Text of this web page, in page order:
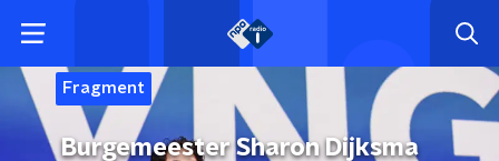
Fragment
Burgemeester Sharon Dijksma